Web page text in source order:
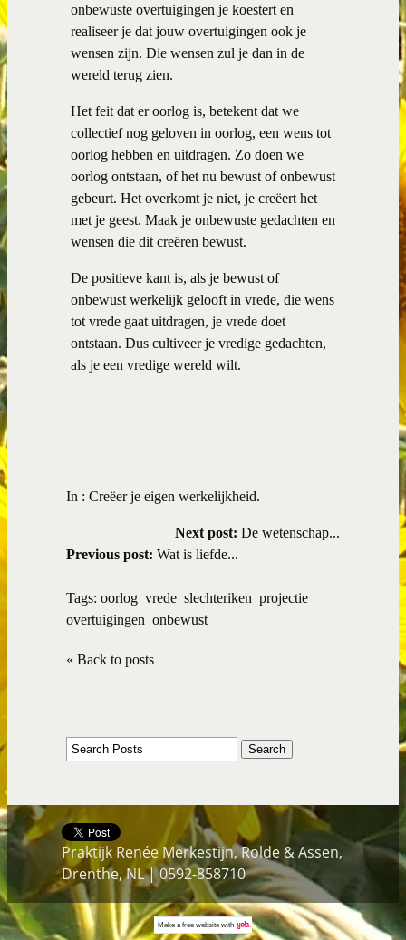
onbewuste overtuigingen je koestert en
realiseer je dat jouw overtuigingen ook je
wensen zijn. Die wensen zul je dan in de
wereld terug zien.
Het feit dat er oorlog is, betekent dat we
collectief nog geloven in oorlog, een wens tot
oorlog hebben en uitdragen. Zo doen we
oorlog ontstaan, of het nu bewust of onbewust
gebeurt. Het overkomt je niet, je creëert het
met je geest. Maak je onbewuste gedachten en
wensen die dit creëren bewust.
De positieve kant is, als je bewust of
onbewust werkelijk gelooft in vrede, die wens
tot vrede gaat uitdragen, je vrede doet
ontstaan. Dus cultiveer je vredige gedachten,
als je een vredige wereld wilt.
In : Creëer je eigen werkelijkheid.
Next post: De wetenschap...
Previous post: Wat is liefde...
Tags: oorlog vrede slechteriken projectie
overtuigingen onbewust
« Back to posts
Praktijk Renée Merkestijn, Rolde & Assen,
Drenthe, NL | 0592-858710
Make a free websitewith